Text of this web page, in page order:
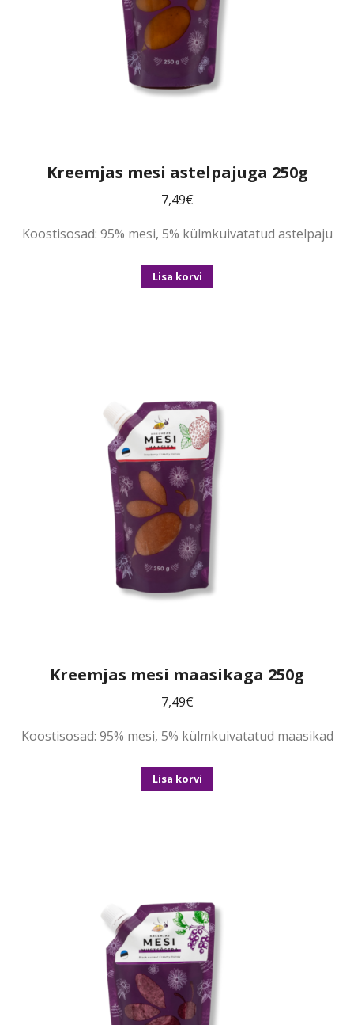
Kreemjas mesi astelpajuga 250g
7,49€
Koostisosad: 95% mesi, 5% külmkuivatatud astelpaju
Lisa korvi
Kreemjas mesi maasikaga 250g
7,49€
Koostisosad: 95% mesi, 5% külmkuivatatud maasikad
Lisa korvi